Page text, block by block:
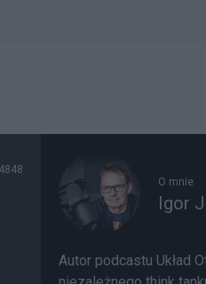
O mnie
Igor
Autor podcastu Układ